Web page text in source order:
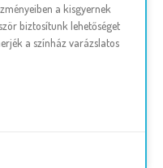
a kisgyernek
biztosítunk lehetőséget
a színház varázslatos